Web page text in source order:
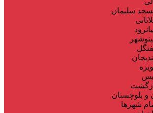
سلیمان
و بلوچستان
شهر‌ها